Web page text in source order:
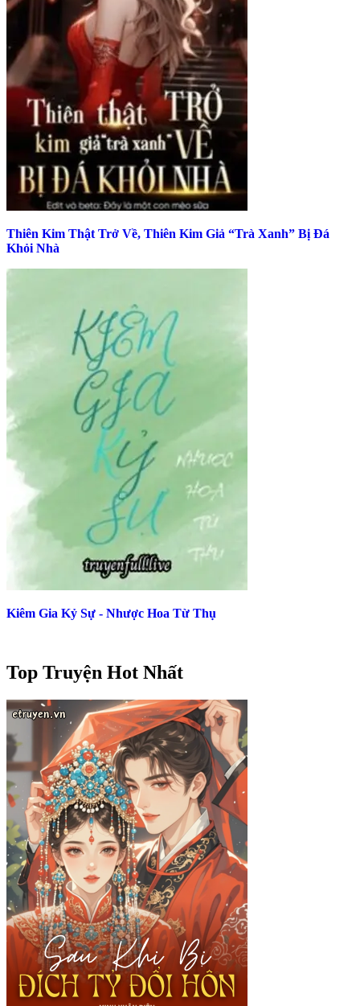
Thiên Kim Thật Trở Về, Thiên Kim Giả “Trà Xanh” Bị Đá
Khỏi Nhà
Kiêm Gia Kỷ Sự - Nhược Hoa Từ Thụ
Top Truyện Hot Nhất